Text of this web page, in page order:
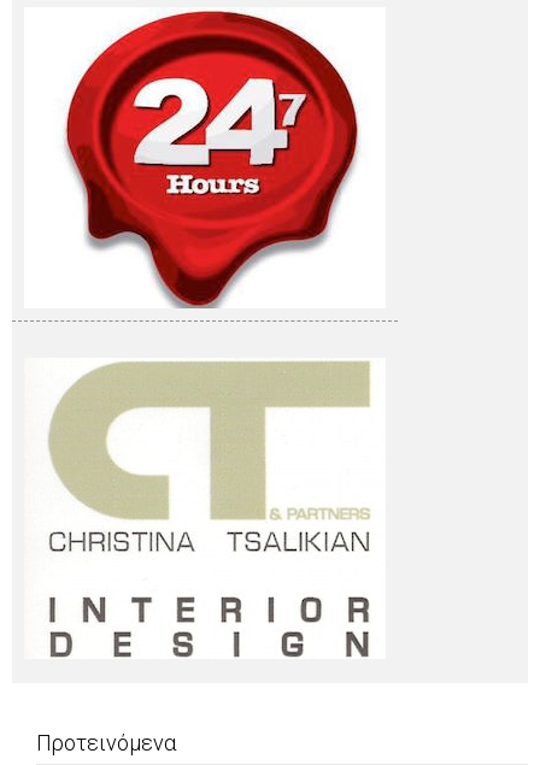
Προτεινόμενα